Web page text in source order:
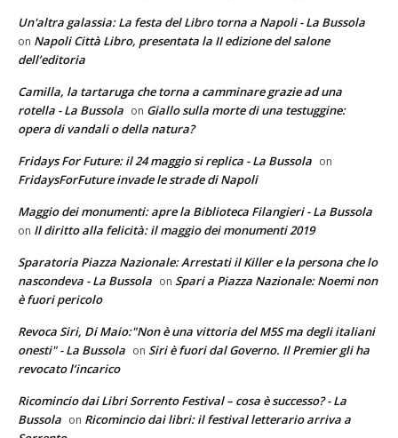
Un'altra galassia: La festa del Libro torna a Napoli - La Bussola
on Napoli Città Libro, presentata la II edizione del salone
dell’editoria
Camilla, la tartaruga che torna a camminare grazie ad una
rotella - La Bussola on Giallo sulla morte di una testuggine:
opera di vandali o della natura?
Fridays For Future: il 24 maggio si replica - La Bussola on
FridaysForFuture invade le strade di Napoli
Maggio dei monumenti: apre la Biblioteca Filangieri - La Bussola
on Il diritto alla felicità: il maggio dei monumenti 2019
Sparatoria Piazza Nazionale: Arrestati il Killer e la persona che lo
nascondeva - La Bussola on Spari a Piazza Nazionale: Noemi non
è fuori pericolo
Revoca Siri, Di Maio:"Non è una vittoria del M5S ma degli italiani
onesti" - La Bussola on Siri è fuori dal Governo. Il Premier gli ha
revocato l’incarico
Ricomincio dai Libri Sorrento Festival – cosa è successo? - La
Bussola on Ricomincio dai libri: il festival letterario arriva a